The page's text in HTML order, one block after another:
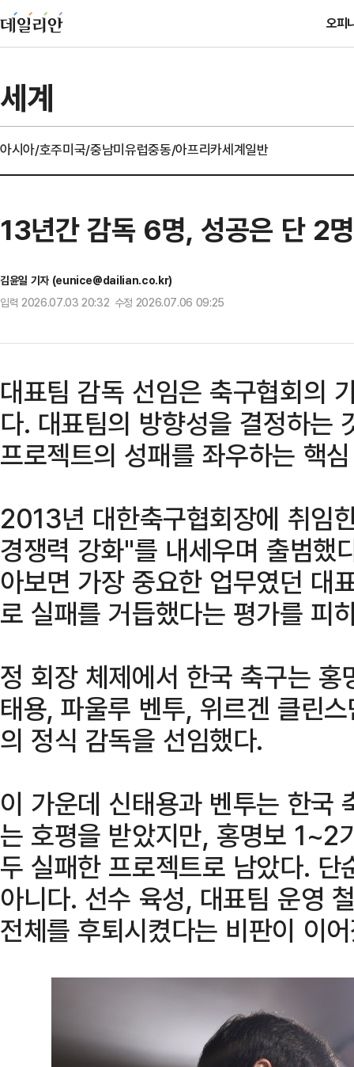
오피
세계
아시아/호주미국/중남미유럽중동/아프리카세계일반
13년간 감독 6명, 성공은 단 2
김윤일 기자 (eunice@dailian.co.kr)
입력 2026.07.03 20:32 수정 2026.07.06 09:25
대표팀 감독 선임은 축구협회의
다. 대표팀의 방향성을 결정하는
프로젝트의 성패를 좌우하는 핵
2013년 대한축구협회장에 취임
경쟁력 강화"를 내세우며 출범했
아보면 가장 중요한 업무였던 대
로 실패를 거듭했다는 평가를 피
정 회장 체제에서 한국 축구는
태용, 파울루 벤투, 위르겐 클린
의 정식 감독을 선임했다.
이 가운데 신태용과 벤투는 한국
는 호평을 받았지만, 홍명보 1~2
두 실패한 프로젝트로 남았다.
아니다. 선수 육성, 대표팀 운영
전체를 후퇴시켰다는 비판이 이